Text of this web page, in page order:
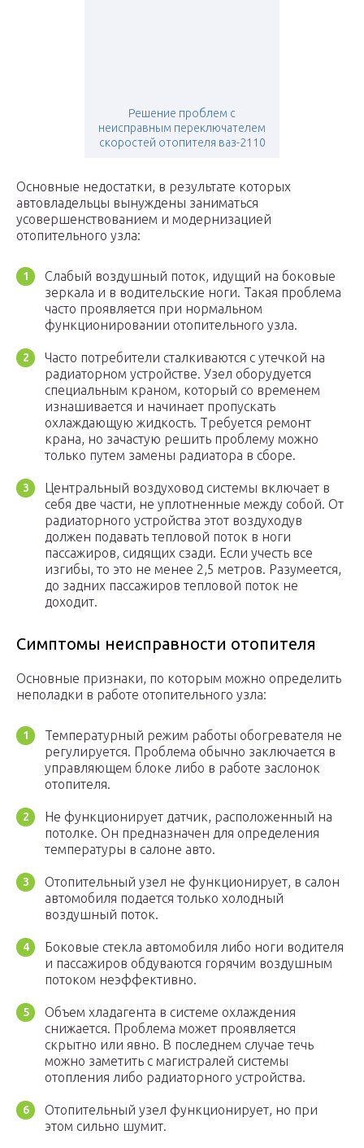
Решение проблем с
неисправным переключателем
скоростей отопителя ваз-2110
Основные недостатки, в результате которых
автовладельцы вынуждены заниматься
усовершенствованием и модернизацией
отопительного узла:
Слабый воздушный поток, идущий на боковые
зеркала и в водительские ноги. Такая проблема
часто проявляется при нормальном
функционировании отопительного узла.
Часто потребители сталкиваются с утечкой на
радиаторном устройстве. Узел оборудуется
специальным краном, который со временем
изнашивается и начинает пропускать
охлаждающую жидкость. Требуется ремонт
крана, но зачастую решить проблему можно
только путем замены радиатора в сборе.
Центральный воздуховод системы включает в
себя две части, не уплотненные между собой. От
радиаторного устройства этот воздуходув
должен подавать тепловой поток в ноги
пассажиров, сидящих сзади. Если учесть все
изгибы, то это не менее 2,5 метров. Разумеется,
до задних пассажиров тепловой поток не
доходит.
Симптомы неисправности отопителя
Основные признаки, по которым можно определить
неполадки в работе отопительного узла:
Температурный режим работы обогревателя не
регулируется. Проблема обычно заключается в
управляющем блоке либо в работе заслонок
отопителя.
Не функционирует датчик, расположенный на
потолке. Он предназначен для определения
температуры в салоне авто.
Отопительный узел не функционирует, в салон
автомобиля подается только холодный
воздушный поток.
Боковые стекла автомобиля либо ноги водителя
и пассажиров обдуваются горячим воздушным
потоком неэффективно.
Объем хладагента в системе охлаждения
снижается. Проблема может проявляется
скрытно или явно. В последнем случае течь
можно заметить с магистралей системы
отопления либо радиаторного устройства.
Отопительный узел функционирует, но при
этом сильно шумит.